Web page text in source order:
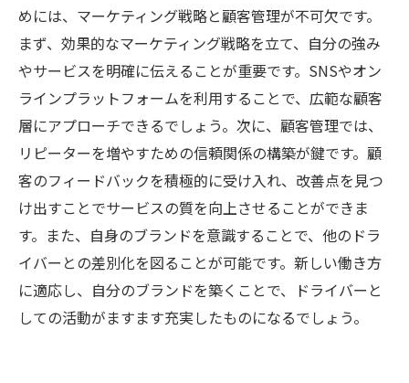
めには、マーケティング戦略と顧客管理が不可欠です。
まず、効果的なマーケティング戦略を立て、自分の強み
やサービスを明確に伝えることが重要です。SNSやオン
ラインプラットフォームを利用することで、広範な顧客
層にアプローチできるでしょう。次に、顧客管理では、
リピーターを増やすための信頼関係の構築が鍵です。顧
客のフィードバックを積極的に受け入れ、改善点を見つ
け出すことでサービスの質を向上させることができま
す。また、自身のブランドを意識することで、他のドラ
イバーとの差別化を図ることが可能です。新しい働き方
に適応し、自分のブランドを築くことで、ドライバーと
しての活動がますます充実したものになるでしょう。